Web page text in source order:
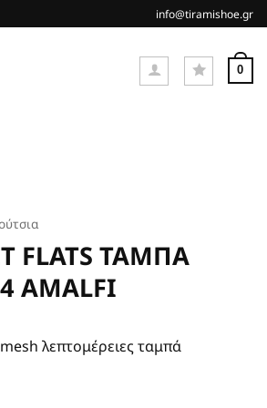
info@tiramishoe.gr
0
FLATS ΤΑΜΠΑ
AMALFI
λεπτομέρειες ταμπά